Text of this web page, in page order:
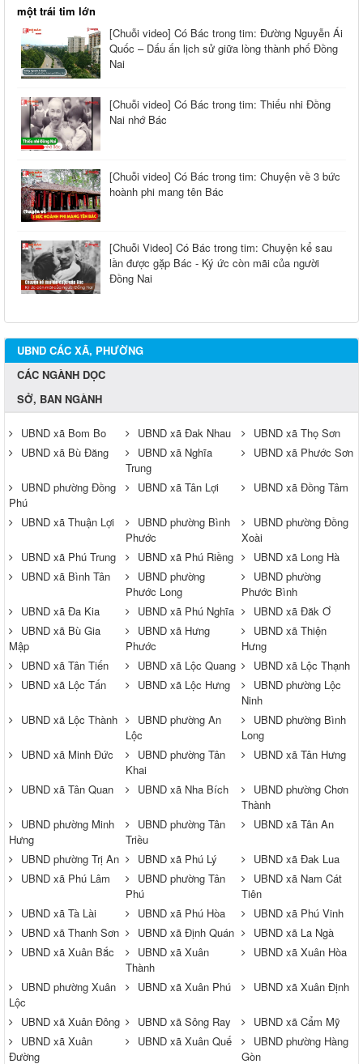
một trái tim lớn
[Chuỗi video] Có Bác trong tim: Đường Nguyễn Ái
Quốc – Dấu ấn lịch sử giữa lòng thành phố Đồng
Nai
[Chuỗi video] Có Bác trong tim: Thiếu nhi Đồng
Nai nhớ Bác
[Chuỗi video] Có Bác trong tim: Chuyện về 3 bức
hoành phi mang tên Bác
[Chuỗi Video] Có Bác trong tim: Chuyện kể sau
lần được gặp Bác - Ký ức còn mãi của người
Đồng Nai
UBND CÁC XÃ, PHƯỜNG
CÁC NGÀNH DỌC
SỞ, BAN NGÀNH
UBND xã Bom Bo UBND xã Đak Nhau
UBND xã Thọ Sơn
UBND xã Bù Đăng
UBND xã Nghĩa
Trung
UBND xã Phước Sơn
UBND phường Đồng
Phú
UBND xã Tân Lợi UBND xã Đồng Tâm
UBND xã Thuận Lợi
UBND phường Bình
Phước
UBND phường Đồng
Xoài
UBND xã Phú Trung
UBND xã Phú Riềng
UBND xã Long Hà
UBND xã Bình Tân
UBND phường
Phước Long
UBND phường
Phước Bình
UBND xã Đa Kia
UBND xã Phú Nghĩa
UBND xã Đăk Ơ
UBND xã Bù Gia
Mập
UBND xã Hưng
Phước
UBND xã Thiện
Hưng
UBND xã Tân Tiến
UBND xã Lộc Quang
UBND xã Lộc Thạnh
UBND xã Lộc Tấn
UBND xã Lộc Hưng
UBND phường Lộc
Ninh
UBND xã Lộc Thành
UBND phường An
Lộc
UBND phường Bình
Long
UBND xã Minh Đức
UBND phường Tân
Khai
UBND xã Tân Hưng
UBND xã Tân Quan UBND xã Nha Bích
UBND phường Chơn
Thành
UBND phường Minh
Hưng
UBND phường Tân
Triều
UBND xã Tân An
UBND phường Trị An UBND xã Phú Lý
UBND xã Đak Lua
UBND xã Phú Lâm
UBND phường Tân
Phú
UBND xã Nam Cát
Tiên
UBND xã Tà Lài
UBND xã Phú Hòa
UBND xã Phú Vinh
UBND xã Thanh Sơn
UBND xã Định Quán
UBND xã La Ngà
UBND xã Xuân Bắc
UBND xã Xuân
Thành
UBND xã Xuân Hòa
UBND phường Xuân
Lộc
UBND xã Xuân Phú UBND xã Xuân Định
UBND xã Xuân Đông UBND xã Sông Ray
UBND xã Cẩm Mỹ
UBND xã Xuân
Đường
UBND xã Xuân Quế
UBND phường Hàng
Gòn